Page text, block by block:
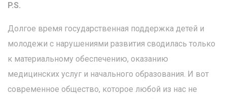
P.S.
Долгое время государственная поддержка детей и
молодежи с нарушениями развития сводилась только
к материальному обеспечению, оказанию
медицинских услуг и начального образования. И вот
современное общество, которое любой из нас не